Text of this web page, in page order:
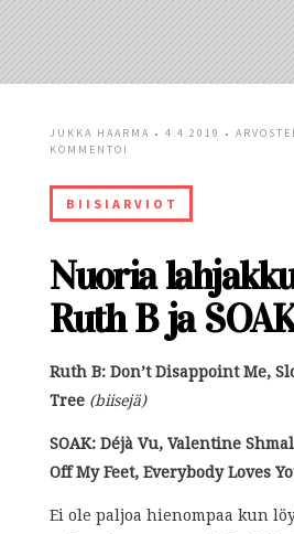
JUKKA HAARMA • 4.4.2019 •
KOMMENTOI
BIISIARVIOT
Nuoria
Ruth B ja
Ruth B: Don’t Disappoint Me,
Tree (biisejä)
SOAK: Déjà Vu, Valentine
Off My Feet, Everybody Loves
Ei ole paljoa hienompaa kun